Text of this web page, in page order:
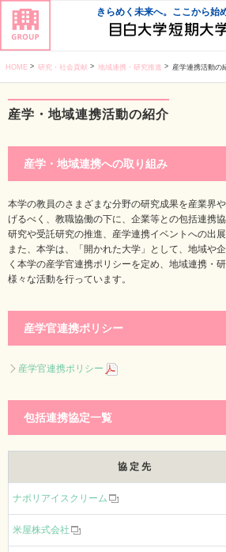
きらめく未来へ。ここから始
HOME 研究・社会貢献 地域連携・研究推進 産学連携活動の
産学・地域連携活動の紹介
産学・地域連携への取り組み
本学の教員のさまざまな分野の研究成果を産業界
げるべく、教職協働の下に、企業等との包括連携
研究や受託研究の推進、産学連携イベントへの出
また、本学は、「開かれた大学」として、地域や
く本学の産学官連携ポリシーを定め、地域連携・
様々な活動を行っています。
産学官連携ポリシー
産学官連携ポリシー
包括連携協定一覧
協 定 先
ナポリアイスクリーム
米屋株式会社